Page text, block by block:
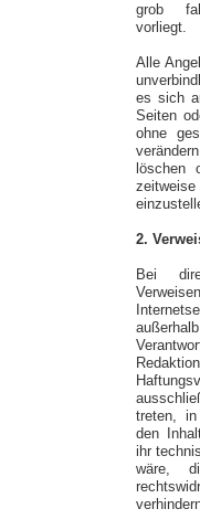
grob
vorliegt.
Alle
es sich
Seiten
ohne
löschen
2.
Bei
treten,
den
ihr
wäre,